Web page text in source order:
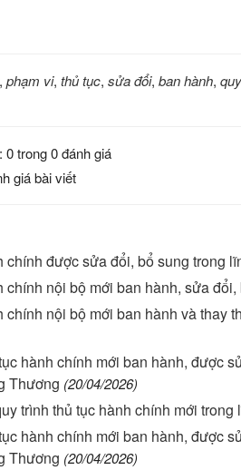
, phạm vi, thủ tục, sửa đổi, ban hành,
trong 0 đánh giá
giá bài viết
chính được sửa đổi, bổ sung trong
chính nội bộ mới ban hành, sửa
chính nội bộ mới ban hành và
hành chính mới ban hành, được
Thương (20/04/2026)
trình thủ tục hành chính mới
hành chính mới ban hành, được
Thương (20/04/2026)